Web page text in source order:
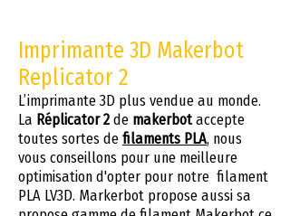
Imprimante 3D Makerbot
Replicator 2
L’imprimante 3D plus vendue au monde.
La Réplicator 2de makerbotaccepte
toutes sortes defilaments PLA, nous
vous conseillons pour une meilleure
optimisation d'opter pour notre filament
PLA LV3D. Markerbot propose aussi sa